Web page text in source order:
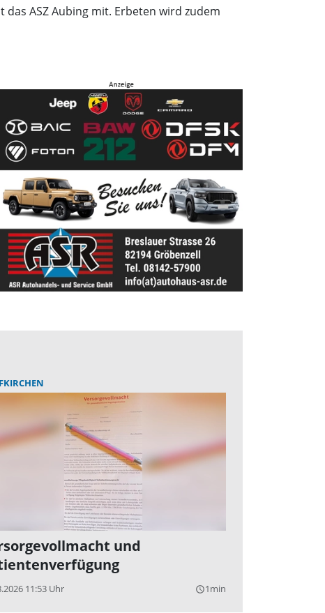
ASZ Aubing mit. Erbeten wird zudem
und
11:53 Uhr query_builder1min